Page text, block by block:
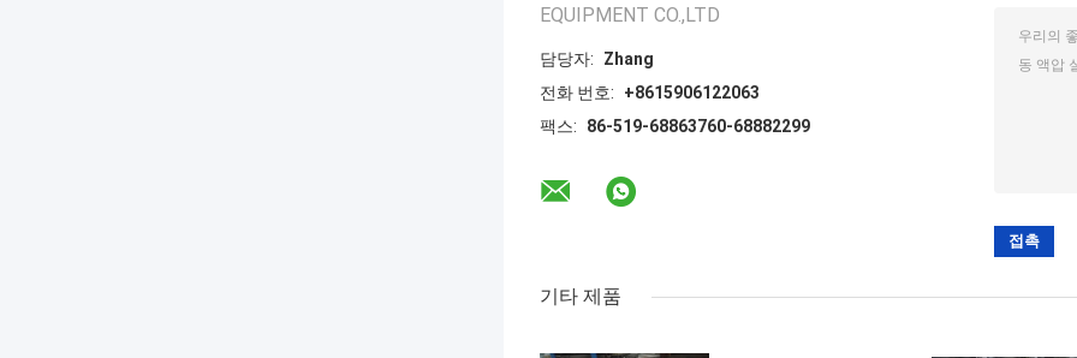
EQUIPMENT CO.,LTD
담당자:
Zhang
전화 번호:
+8615906122063
팩스:
86-519-68863760-68882299
기타 제품